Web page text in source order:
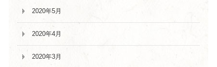
2020年5月
2020年4月
2020年3月